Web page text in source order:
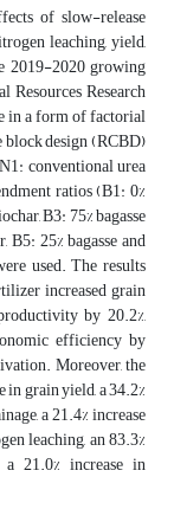
of slow-release
leaching, yield,
2019-2020 growing
Research
in a form of factorial
block design (RCBD)
conventional urea
ratios (B1: 0%
B3: 75% bagasse
B5: 25% bagasse and
used. The results
increased grain
by 20.2%,
efficiency by
Moreover, the
grain yield, a 34.2%
a 21.4% increase
leaching, an 83.3%
21.0% increase in